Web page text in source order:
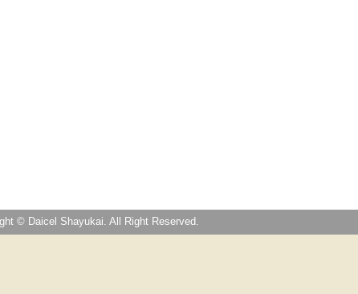
© Daicel Shayukai. All Right Reserved.